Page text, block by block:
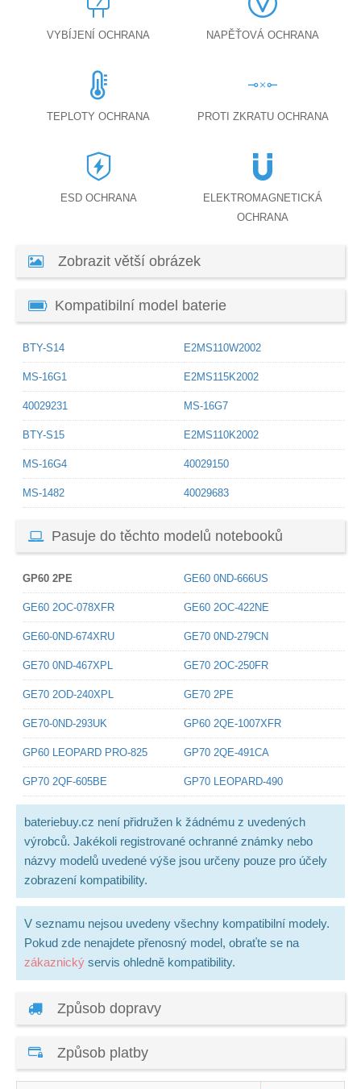
VYBÍJENÍ OCHRANA NAPĚŤOVÁ OCHRANA
TEPLOTY OCHRANA PROTI ZKRATU OCHRANA
ESD OCHRANA
ELEKTROMAGNETICKÁ
OCHRANA
Zobrazit větší obrázek
Kompatibilní model baterie
BTY-S14 E2MS110W2002
MS-16G1 E2MS115K2002
40029231 MS-16G7
BTY-S15 E2MS110K2002
MS-16G4 40029150
MS-1482 40029683
Pasuje do těchto modelů notebooků
GP60 2PE GE60 0ND-666US
GE60 2OC-078XFR GE60 2OC-422NE
GE60-0ND-674XRU GE70 0ND-279CN
GE70 0ND-467XPL GE70 2OC-250FR
GE70 2OD-240XPL GE70 2PE
GE70-0ND-293UK GP60 2QE-1007XFR
GP60 LEOPARD PRO-825 GP70 2QE-491CA
GP70 2QF-605BE GP70 LEOPARD-490
bateriebuy.cz není přidružen k žádnému z uvedených
výrobců. Jakékoli registrované ochranné známky nebo
názvy modelů uvedené výše jsou určeny pouze pro účely
zobrazení kompatibility.
V seznamu nejsou uvedeny všechny kompatibilní modely.
Pokud zde nenajdete přenosný model, obraťte se na
zákaznický servis ohledně kompatibility.
Způsob dopravy
Způsob platby